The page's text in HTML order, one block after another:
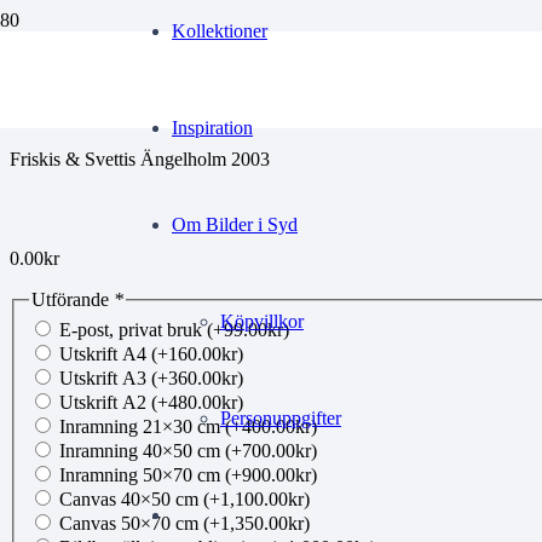
Kollektioner
Inspiration
Om Bilder i Syd
Köpvillkor
Personuppgifter
Friskis & Svettis Ängelholm 2003
0.00kr
Utförande *
E-post, privat bruk(+99.00kr)
Utskrift A4 (+160.00kr)
Utskrift A3 (+360.00kr)
Utskrift A2 (+480.00kr)
Inramning 21×30 cm(+400.00kr)
Inramning 40×50 cm (+700.00kr)
Inramning 50×70 cm (+900.00kr)
Canvas 40×50 cm (+1,100.00kr)
Canvas 50×70 cm (+1,350.00kr)